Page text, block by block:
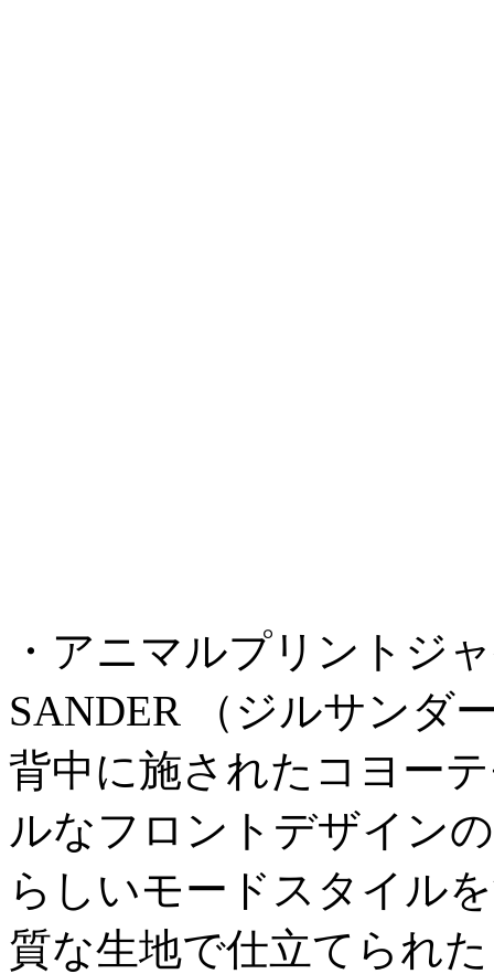
・アニマルプリントジ
SANDER （ジルサンダ
背中に施されたコヨー
ルなフロントデザイン
らしいモードスタイル
質な生地で仕立てられ